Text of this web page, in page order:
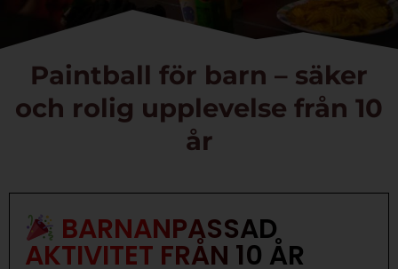
Paintball för barn – säker
och rolig upplevelse från 10
år
BARNANPASSAD
AKTIVITET FRÅN 10 ÅR